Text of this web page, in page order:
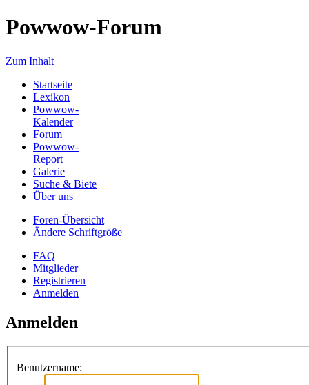
Powwow-Forum
Zum Inhalt
Startseite
Lexikon
Powwow-
Kalender
Forum
Powwow-
Report
Galerie
Suche & Biete
Über uns
Foren-Übersicht
Ändere Schriftgröße
FAQ
Mitglieder
Registrieren
Anmelden
Anmelden
Benutzername: